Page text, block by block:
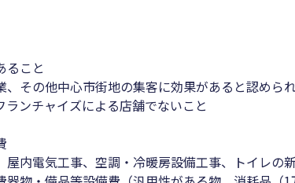
ること
、その他中心市街地の集客に効果があると認めら
ランチャイズによる店舗でないこと
屋内電気工事、空調・冷暖房設備工事、トイレの